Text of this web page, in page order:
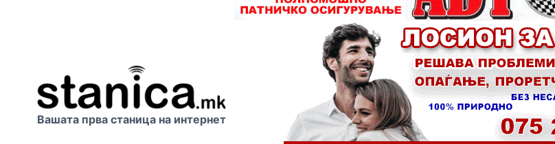
Вашата прва станица на интернет